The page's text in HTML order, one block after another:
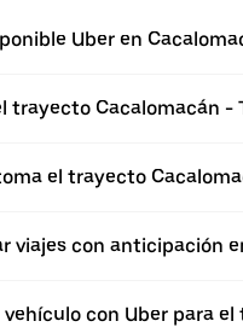
Uber en
trayecto Cacalomacán -
el trayecto
viajes con anticipación
con Uber para